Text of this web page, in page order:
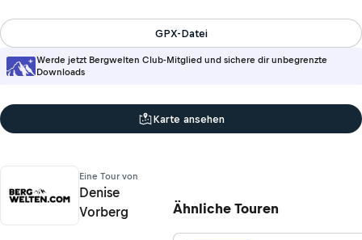
Werde jetzt Bergwelten Club-Mitglied und sichere dir unbegrenzte
Downloads
GPX-Datei
Karte ansehen
Eine Tour von
Denise
Vorberg
Ähnliche Touren